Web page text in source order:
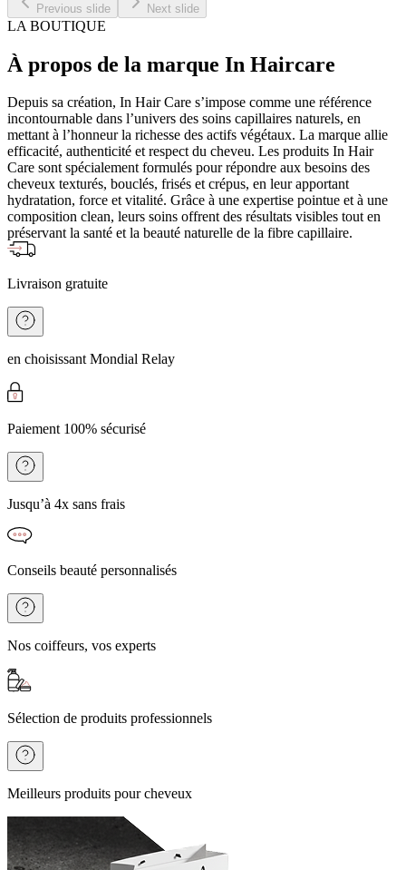
Previous slide Next slide
LA BOUTIQUE
À propos de la marque In Haircare
Depuis sa création, In Hair Care s’impose comme une référence
incontournable dans l’univers des soins capillaires naturels, en
mettant à l’honneur la richesse des actifs végétaux. La marque allie
efficacité, authenticité et respect du cheveu. Les produits In Hair
Care sont spécialement formulés pour répondre aux besoins des
cheveux texturés, bouclés, frisés et crépus, en leur apportant
hydratation, force et vitalité. Grâce à une expertise pointue et à une
composition clean, leurs soins offrent des résultats visibles tout en
préservant la santé et la beauté naturelle de la fibre capillaire.
Livraison gratuite
en choisissant Mondial Relay
Paiement 100% sécurisé
Jusqu’à 4x sans frais
Conseils beauté personnalisés
Nos coiffeurs, vos experts
Sélection de produits professionnels
Meilleurs produits pour cheveux